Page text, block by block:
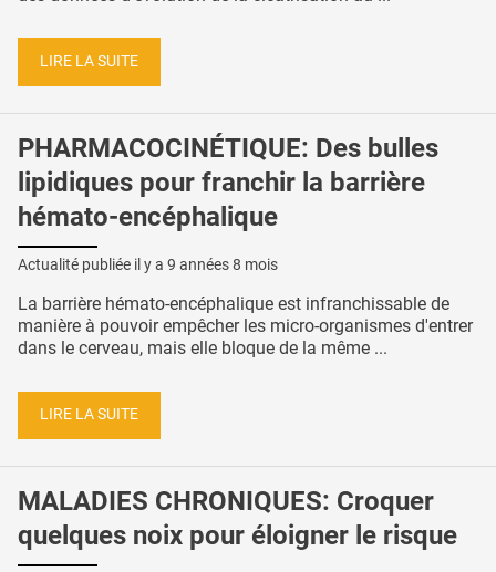
LIRE LA SUITE
PHARMACOCINÉTIQUE: Des bulles
lipidiques pour franchir la barrière
hémato-encéphalique
Actualité publiée il y a 9 années 8 mois
La barrière hémato-encéphalique est infranchissable de
manière à pouvoir empêcher les micro-organismes d'entrer
dans le cerveau, mais elle bloque de la même ...
LIRE LA SUITE
MALADIES CHRONIQUES: Croquer
quelques noix pour éloigner le risque